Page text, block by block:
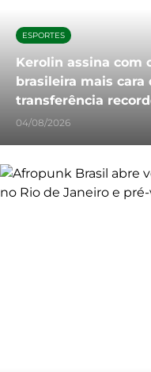
ESPORTES
Kerolin assina com
brasileira mais cara
transferência
04/08/2026